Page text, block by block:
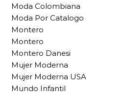
Moda Colombiana
Moda Por Catalogo
Montero
Montero
Montero Danesi
Mujer Moderna
Mujer Moderna USA
Mundo Infantil